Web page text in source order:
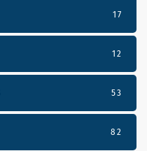
17
12
53
82